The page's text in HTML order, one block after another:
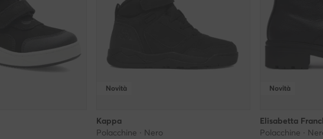
Novità
Kappa
Polacchine · Nero
Novità
Elisabetta
Polacchine ·